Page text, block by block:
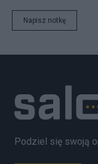
Napisz notkę
Podziel się swoją